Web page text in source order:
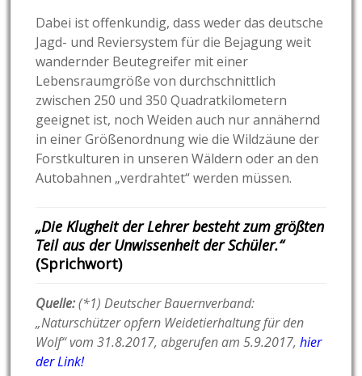
Dabei ist offenkundig, dass weder das deutsche
Jagd- und Reviersystem für die Bejagung weit
wandernder Beutegreifer mit einer
Lebensraumgröße von durchschnittlich
zwischen 250 und 350 Quadratkilometern
geeignet ist, noch Weiden auch nur annähernd
in einer Größenordnung wie die Wildzäune der
Forstkulturen in unseren Wäldern oder an den
Autobahnen „verdrahtet“ werden müssen.
„Die Klugheit der Lehrer besteht zum größten
Teil aus der Unwissenheit der Schüler.“
(Sprichwort)
Quelle:(*1) Deutscher Bauernverband:
„Naturschützer opfern Weidetierhaltung für den
Wolf“ vom 31.8.2017, abgerufen am 5.9.2017, hier
der Link!